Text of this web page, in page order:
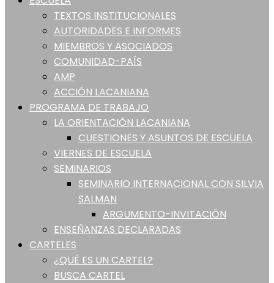
TEXTOS INSTITUCIONALES
AUTORIDADES E INFORMES
MIEMBROS Y ASOCIADOS
COMUNIDAD-PAÍS
AMP
ACCIÓN LACANIANA
PROGRAMA DE TRABAJO
LA ORIENTACIÓN LACANIANA
CUESTIONES Y ASUNTOS DE ESCUELA
VIERNES DE ESCUELA
SEMINARIOS
SEMINARIO INTERNACIONAL CON SILVIA
SALMAN
ARGUMENTO-INVITACIÓN
ENSEÑANZAS DECLARADAS
CARTELES
¿QUÉ ES UN CARTEL?
BUSCA CARTEL